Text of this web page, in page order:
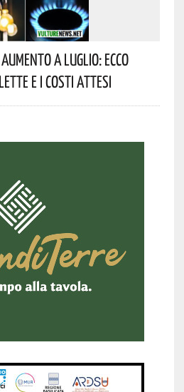
A Luglio: Ecco
E I Costi Attesi